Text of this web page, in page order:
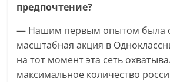
предпочтение?
— Нашим первым опытом была
масштабная акция в
на тот момент эта сеть
максимальное количество